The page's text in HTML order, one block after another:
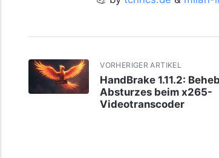
VORHERIGER ARTIKEL
HandBrake 1.11.2:
Absturzes beim x265-
Videotranscoder